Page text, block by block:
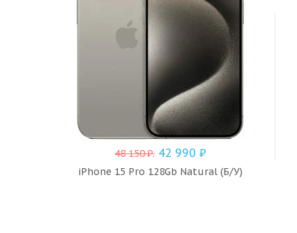
48 150₽. 42 990 ₽
iPhone 15 Pro 128Gb Natural (Б/У)